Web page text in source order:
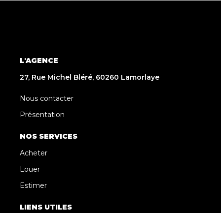
L'AGENCE
27, Rue Michel Bléré, 60260 Lamorlaye
Nous contacter
Présentation
NOS SERVICES
Acheter
Louer
Estimer
LIENS UTILES